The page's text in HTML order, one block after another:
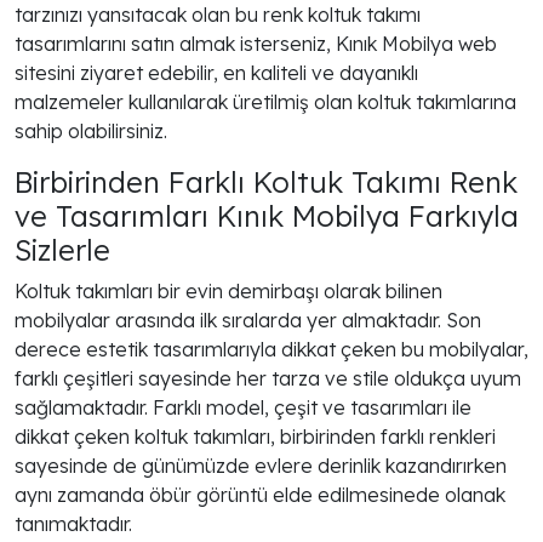
tarzınızı yansıtacak olan bu renk koltuk takımı
tasarımlarını satın almak isterseniz, Kınık Mobilya web
sitesini ziyaret edebilir, en kaliteli ve dayanıklı
malzemeler kullanılarak üretilmiş olan koltuk takımlarına
sahip olabilirsiniz.
Birbirinden Farklı Koltuk Takımı Renk
ve Tasarımları Kınık Mobilya Farkıyla
Sizlerle
Koltuk takımları bir evin demirbaşı olarak bilinen
mobilyalar arasında ilk sıralarda yer almaktadır. Son
derece estetik tasarımlarıyla dikkat çeken bu mobilyalar,
farklı çeşitleri sayesinde her tarza ve stile oldukça uyum
sağlamaktadır. Farklı model, çeşit ve tasarımları ile
dikkat çeken koltuk takımları, birbirinden farklı renkleri
sayesinde de günümüzde evlere derinlik kazandırırken
aynı zamanda öbür görüntü elde edilmesinede olanak
tanımaktadır.